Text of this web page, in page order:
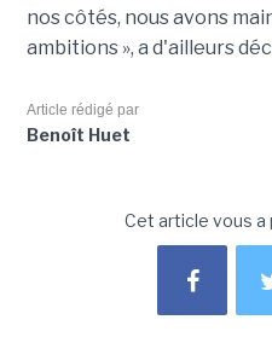
nos côtés, nous avons
ambitions », a d'ailleurs
Article rédigé par
Benoît Huet
Cet article vous a